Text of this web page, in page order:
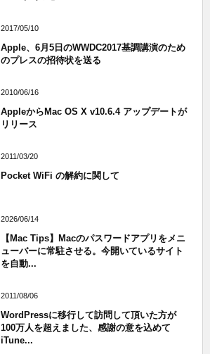
2017/05/10
Apple、6月5日のWWDC2017基調講演のため
のプレスの招待状を送る
2010/06/16
AppleからMac OS X v10.6.4 アップデートが
リリース
2011/03/20
Pocket WiFi の解約に関して
2026/06/14
【Mac Tips】Macのパスワードアプリをメニ
ューバーに常駐させる。今開いているサイト
を自動...
2011/08/06
WordPressに移行して訪問して頂いた方が
100万人を超えました、感謝の意を込めて
iTune...